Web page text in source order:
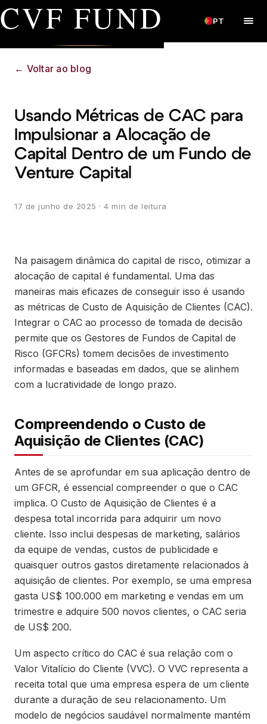
CVF FUND PT
← Voltar ao blog
Usando Métricas de CAC para
Impulsionar a Alocação de
Capital Dentro de um Fundo de
Venture Capital
17 de junho de 2025 · 4 min de leitura
Na paisagem dinâmica do capital de risco, otimizar a
alocação de capital é fundamental. Uma das
maneiras mais eficazes de conseguir isso é usando
as métricas de Custo de Aquisição de Clientes (CAC).
Integrar o CAC ao processo de tomada de decisão
permite que os Gestores de Fundos de Capital de
Risco (GFCRs) tomem decisões de investimento
informadas e baseadas em dados, que se alinhem
com a lucratividade de longo prazo.
Compreendendo o Custo de
Aquisição de Clientes (CAC)
Antes de se aprofundar em sua aplicação dentro de
um GFCR, é essencial compreender o que o CAC
implica. O Custo de Aquisição de Clientes é a
despesa total incorrida para adquirir um novo
cliente. Isso inclui despesas de marketing, salários
da equipe de vendas, custos de publicidade e
quaisquer outros gastos diretamente relacionados à
aquisição de clientes. Por exemplo, se uma empresa
gasta US$ 100.000 em marketing e vendas em um
trimestre e adquire 500 novos clientes, o CAC seria
de US$ 200.
Um aspecto crítico do CAC é sua relação com o
Valor Vitalício do Cliente (VVC). O VVC representa a
receita total que uma empresa espera de um cliente
durante a duração de seu relacionamento. Um
modelo de negócios saudável normalmente mantém